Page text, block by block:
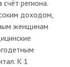
региона.
доходом,
женщинам
К 1